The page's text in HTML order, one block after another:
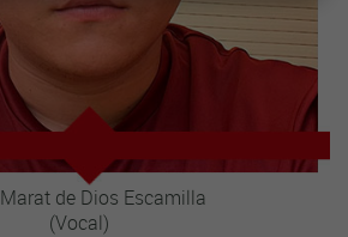
de Dios Escamilla
(Vocal)